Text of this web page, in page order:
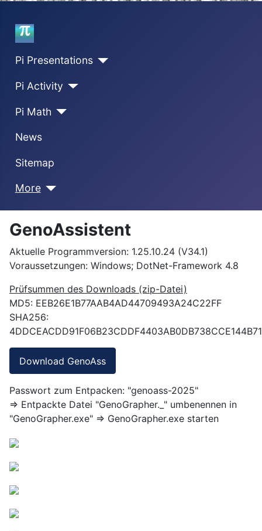
Home
Pi Presentations
Pi Activity
Pi Math
News
Sitemap
More
GenoAssistent
Aktuelle Programmversion: 1.25.10.24 (V34.1)
Voraussetzungen: Windows; DotNet-Framework 4.8
Prüfsummen des Downloads (zip-Datei)
MD5: EEB26E1B77AAB4AD44709493A24C22FF
SHA256:
Download GenoAss
Passwort zum Entpacken: "genoass-2025"
=> Entpackte Datei "GenoGrapher._" umbenennen in
"GenoGrapher.exe" => GenoGrapher.exe starten